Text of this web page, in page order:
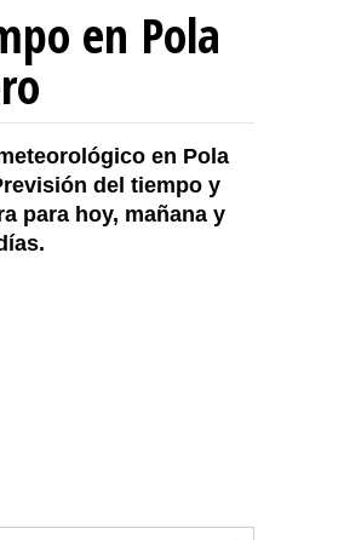
en Pola
en Pola
del tiempo y
para hoy, mañana y